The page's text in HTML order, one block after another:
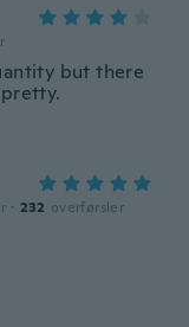
but there
· 232 overførsler